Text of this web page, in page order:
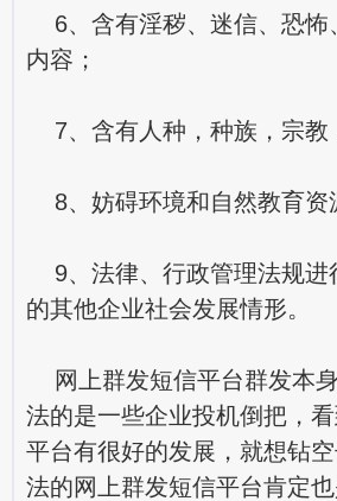
6、含有淫秽、迷信、恐怖
内容；
7、含有人种，种族，宗教
8、妨碍环境和自然教育资
9、法律、行政管理法规进
的其他企业社会发展情形。
网上群发短信平台群发本
法的是一些企业投机倒把，
平台有很好的发展，就想钻
法的网上群发短信平台肯定也